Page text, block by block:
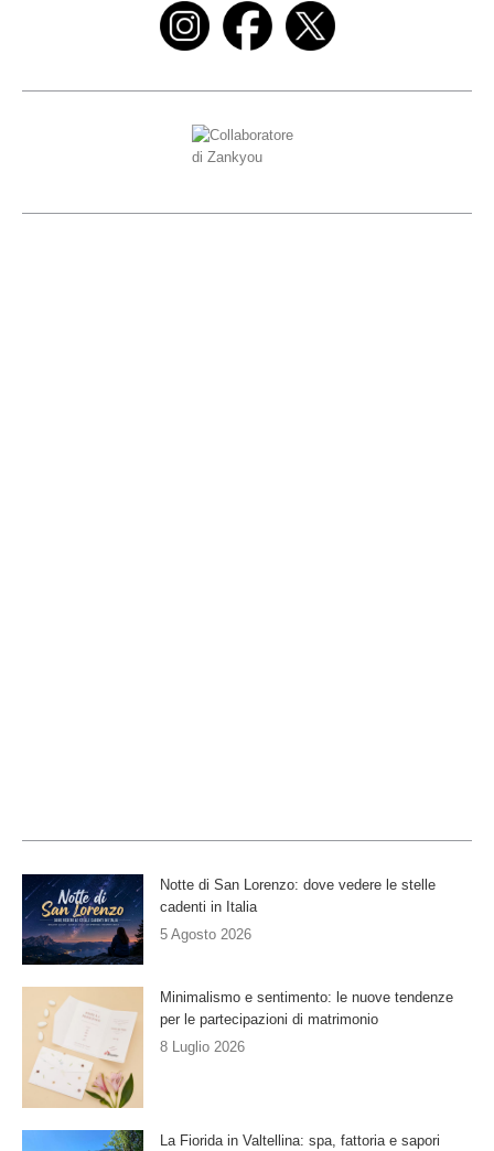
Notte di San Lorenzo: dove vedere le stelle
cadenti in Italia
5 Agosto 2026
Minimalismo e sentimento: le nuove tendenze
per le partecipazioni di matrimonio
8 Luglio 2026
La Fiorida in Valtellina: spa, fattoria e sapori